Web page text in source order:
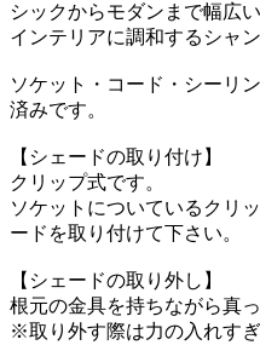
シックからモダンまで幅広い
インテリアに調和するシャ
ソケット・コード・シーリ
済みです。
【シェードの取り付け】
クリップ式です。
ソケットについているクリ
ードを取り付けて下さい。
【シェードの取り外し】
根元の金具を持ちながら真
※取り外す際は力の入れすぎ